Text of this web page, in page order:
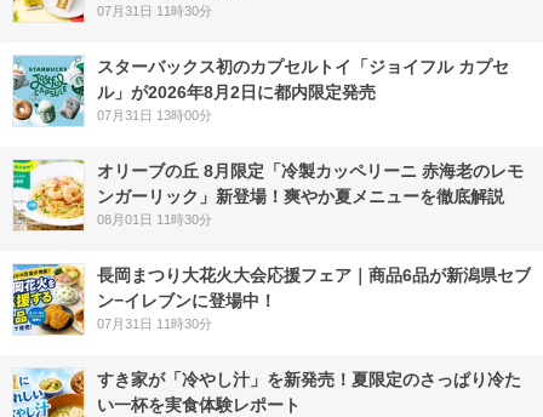
07月31日 11時30分
スターバックス初のカプセルトイ「ジョイフル カプセ
ル」が2026年8月2日に都内限定発売
07月31日 13時00分
オリーブの丘 8月限定「冷製カッペリーニ 赤海老のレモ
ンガーリック」新登場！爽やか夏メニューを徹底解説
08月01日 11時30分
長岡まつり大花火大会応援フェア｜商品6品が新潟県セブ
ン−イレブンに登場中！
07月31日 11時30分
すき家が「冷やし汁」を新発売！夏限定のさっぱり冷た
い一杯を実食体験レポート